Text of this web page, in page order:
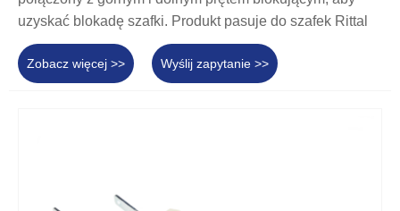
uzyskać blokadę szafki. Produkt pasuje do szafek Rittal
Zobacz więcej >> Wyślij zapytanie >>